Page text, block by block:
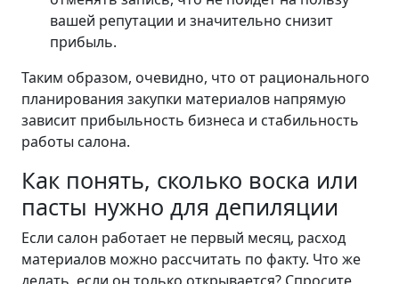
вашей репутации и значительно снизит
прибыль.
Таким образом, очевидно, что от рационального
планирования закупки материалов напрямую
зависит прибыльность бизнеса и стабильность
работы салона.
Как понять, сколько воска или
пасты нужно для депиляции
Если салон работает не первый месяц, расход
материалов можно рассчитать по факту. Что же